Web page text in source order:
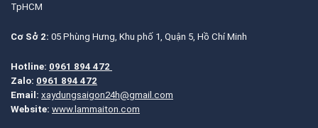
TpHCM
Cơ Sở 2: 05 Phùng Hưng, Khu phố 1, Quận 5, Hồ Chí Minh
Hotline: 0961 894 472
Zalo: 0961 894 472
Email: xaydungsaigon24h@gmail.com
Website: www.lammaiton.com